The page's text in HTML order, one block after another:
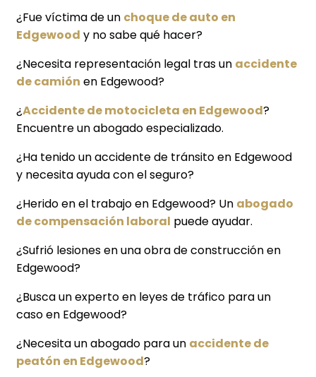
¿Fue víctima de un choque de auto en
Edgewood y no sabe qué hacer?
¿Necesita representación legal tras un accidente
de camión en Edgewood?
¿Accidente de motocicleta en Edgewood?
Encuentre un abogado especializado.
¿Ha tenido un accidente de tránsito en Edgewood
y necesita ayuda con el seguro?
¿Herido en el trabajo en Edgewood? Un abogado
de compensación laboral puede ayudar.
¿Sufrió lesiones en una obra de construcción en
Edgewood?
¿Busca un experto en leyes de tráfico para un
caso en Edgewood?
¿Necesita un abogado para un accidente de
peatón en Edgewood?